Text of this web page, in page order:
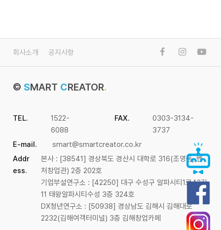
회사소개 공지사항
© SMART CREATOR.
TEL.
1522-
6088
FAX.
0303-3134-
3737
E-mail.
smart@smartcreator.co.kr
Addr
ess.
본사 : [38541] 경상북도 경산시 대학로 316(조영동, 벤
처창업관) 2층 202호
기업부설연구소 : [42250] 대구 수성구 알파시티1로42길
11 태왕알파시티수성 3층 324호
DX청년연구소 : [50938] 경상남도 김해시 김해대로
2232(김해여객터미널) 3층 김해창업카페